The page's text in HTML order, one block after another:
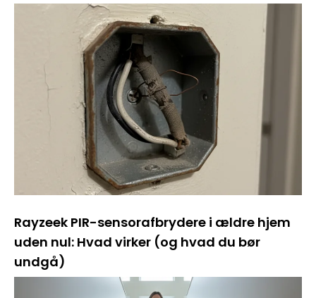
Rayzeek PIR-sensorafbrydere i ældre hjem
uden nul: Hvad virker (og hvad du bør
undgå)